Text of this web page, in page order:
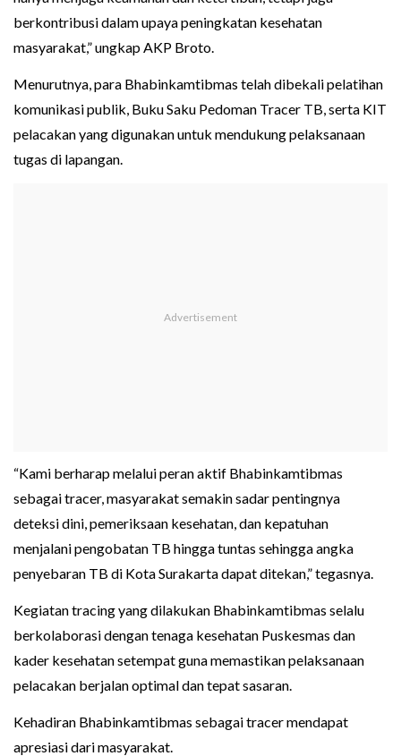
berkontribusi dalam upaya peningkatan kesehatan
masyarakat,” ungkap AKP Broto.
Menurutnya, para Bhabinkamtibmas telah dibekali pelatihan
komunikasi publik, Buku Saku Pedoman Tracer TB, serta KIT
pelacakan yang digunakan untuk mendukung pelaksanaan
tugas di lapangan.
“Kami berharap melalui peran aktif Bhabinkamtibmas
sebagai tracer, masyarakat semakin sadar pentingnya
deteksi dini, pemeriksaan kesehatan, dan kepatuhan
menjalani pengobatan TB hingga tuntas sehingga angka
penyebaran TB di Kota Surakarta dapat ditekan,” tegasnya.
Kegiatan tracing yang dilakukan Bhabinkamtibmas selalu
berkolaborasi dengan tenaga kesehatan Puskesmas dan
kader kesehatan setempat guna memastikan pelaksanaan
pelacakan berjalan optimal dan tepat sasaran.
Kehadiran Bhabinkamtibmas sebagai tracer mendapat
apresiasi dari masyarakat.